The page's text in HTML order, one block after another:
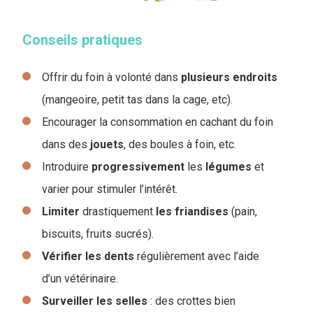
Conseils pratiques
Offrir du foin à volonté dans plusieurs endroits
(mangeoire, petit tas dans la cage, etc).
Encourager la consommation en cachant du foin
dans des jouets, des boules à foin, etc.
Introduire progressivement les légumes et
varier pour stimuler l’intérêt.
Limiter drastiquement les friandises (pain,
biscuits, fruits sucrés).
Vérifier les dents régulièrement avec l’aide
d’un vétérinaire.
Surveiller les selles : des crottes bien